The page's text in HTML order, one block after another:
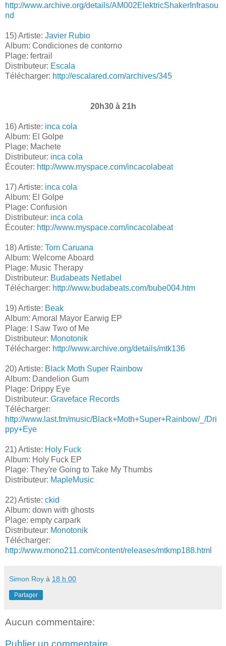
http://www.archive.org/details/AM002ElektricShakerInfrasou
nd
15) Artiste: Javier Rubio
Album: Condiciones de contorno
Plage: fertrail
Distributeur: Escala
Télécharger: http://escalared.com/archives/345
20h30 à 21h
16) Artiste: inca cola
Album: El Golpe
Plage: Machete
Distributeur: inca cola
Écouter: http://www.myspace.com/incacolabeat
17) Artiste: inca cola
Album: El Golpe
Plage: Confusion
Distributeur: inca cola
Écouter: http://www.myspace.com/incacolabeat
18) Artiste: Tom Caruana
Album: Welcome Aboard
Plage: Music Therapy
Distributeur: Budabeats Netlabel
Télécharger: http://www.budabeats.com/bube004.htm
19) Artiste: Beak
Album: Amoral Mayor Earwig EP
Plage: I Saw Two of Me
Distributeur: Monotonik
Télécharger: http://www.archive.org/details/mtk136
20) Artiste: Black Moth Super Rainbow
Album: Dandelion Gum
Plage: Drippy Eye
Distributeur: Graveface Records
Télécharger:
http://www.last.fm/music/Black+Moth+Super+Rainbow/_/Dri
ppy+Eye
21) Artiste: Holy Fuck
Album: Holy Fuck EP
Plage: They're Going to Take My Thumbs
Distributeur: MapleMusic
22) Artiste: ckid
Album: down with ghosts
Plage: empty carpark
Distributeur: Monotonik
Télécharger:
http://www.mono211.com/content/releases/mtkmp188.html
Simon Roy à 18 h 00
Partager
Aucun commentaire: